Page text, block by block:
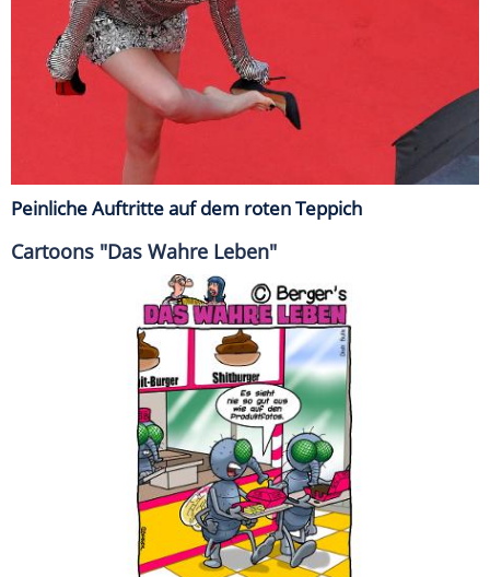
Peinliche Auftritte auf dem roten Teppich
Cartoons "Das Wahre Leben"